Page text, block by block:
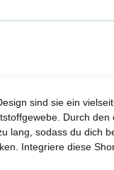
sind sie ein
Durch
lang, sodass du dich
Integriere diese